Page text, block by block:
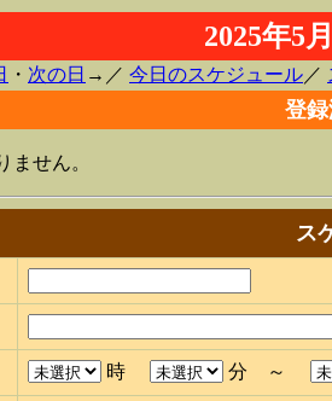
2025年5
・ 次の日 →／ 今日のスケジュール ／
登
ません。
ス
時 分 ～